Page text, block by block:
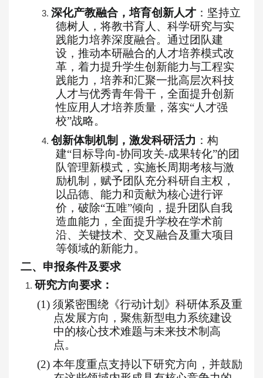
3. 深化产教融合，培育创新人才 ：坚持立
德树人，将教书育人、科学研究与实
践能力培养深度融合。通过团队建
设，推动本研融合的人才培养模式改
革，着力提升学生创新能力与工程实
践能力，培养和汇聚一批高层次科技
人才与优秀青年骨干，全面提升创新
性应用人才培养质量，落实“人才强
校”战略。
4. 创新体制机制，激发科研活力 ：构
建“目标导向-协同攻关-成果转化”的团
队管理新模式，实施长周期考核与激
励机制，赋予团队充分科研自主权，
以品德、能力和贡献为核心进行评
价，破除“五唯”倾向，提升团队自我
造血能力，全面提升学校在学术前
沿、关键技术、交叉融合及重大项目
等领域的新能力。
二、申报条件及要求
1. 研究方向要求：
(1) 须紧密围绕《行动计划》科研体系及重
点发展方向，聚焦新型电力系统建设
中的核心技术难题与未来技术制高
点。
(2) 本年度重点支持以下研究方向，并鼓励